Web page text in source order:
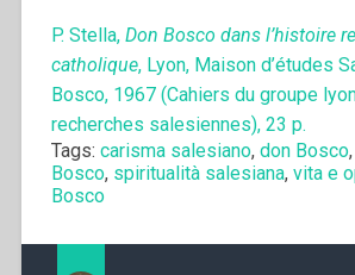
P. Stella, Don Bosco dans l’histoire
catholique, Lyon, Maison d’études
Bosco, 1967 (Cahiers du groupe
recherches salesiennes), 23 p.
Tags: carisma salesiano, don Bosco,
Bosco, spiritualità salesiana, vita e
Bosco